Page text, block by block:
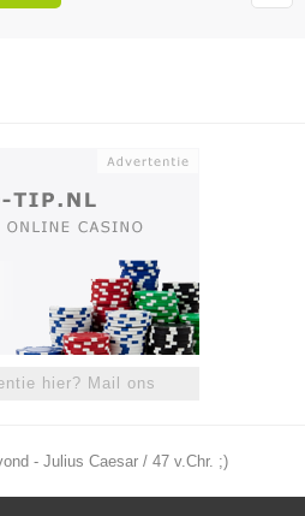
hier? Mail ons
- Julius Caesar / 47 v.Chr. ;)